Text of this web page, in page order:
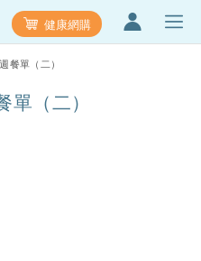
健康網購
餐單（二）
（二）